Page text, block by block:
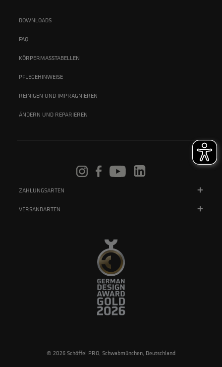
DOWNLOADS
FAQ
KÖRPERMASSTABELLEN
PFLEGEHINWEISE
REINIGEN UND IMPRÄGNIEREN
ÄNDERN UND REPARIEREN
ZAHLUNGSARTEN
VERSANDARTEN
© 2026 Schöffel PRO, Schwabmünchen, Deutschland